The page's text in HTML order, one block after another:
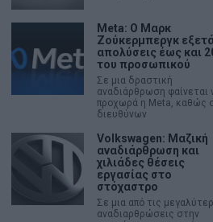
MIT Sloan: Οι AI-driven
νέο μοντέλο επιχειρηματικότητας
- marketnews.gr - All Rights Reserved
ΟΙΚΟΝΟΜΙΑ ΠΟΛΙΤΙΚΗ ΑΓΟΡΕΣ
Meta: Ο Μαρκ
Ζούκερμπεργκ
απολύσεις έως και
του προσωπικού
Σε μια δραστική
αναδιάρθρωση φαίνεται
προχωρά η Meta, καθώς
διευθύνων
Volkswagen: Μαζική
αναδιάρθρωση και
χιλιάδες θέσεις
εργασίας στο
στόχαστρο
Σε μια από τις
αναδιαρθρώσεις στην